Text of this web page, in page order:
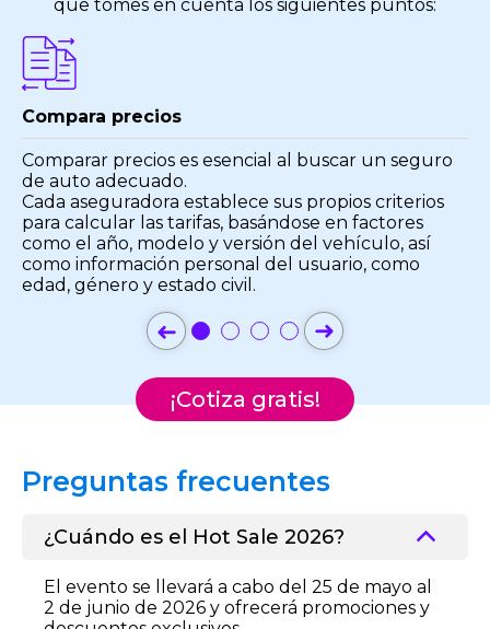
que tomes en cuenta los siguientes puntos:
Compara precios
Comparar precios es esencial al buscar un seguro
de auto adecuado.
Cada aseguradora establece sus propios criterios
para calcular las tarifas, basándose en factores
como el año, modelo y versión del vehículo, así
como información personal del usuario, como
edad, género y estado civil.
➜ ➜
¡Cotiza gratis!
Preguntas frecuentes
¿Cuándo es el Hot Sale 2026?
El evento se llevará a cabo del 25 de mayo al
2 de junio de 2026 y ofrecerá promociones y